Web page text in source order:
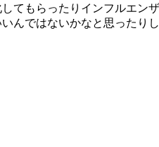
てもらったりインフルエン
んではないかなと思ったりし